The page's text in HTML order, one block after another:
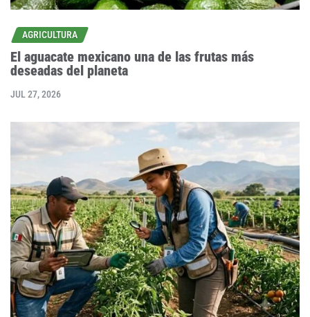
AGRICULTURA
El aguacate mexicano una de las frutas más
deseadas del planeta
JUL 27, 2026